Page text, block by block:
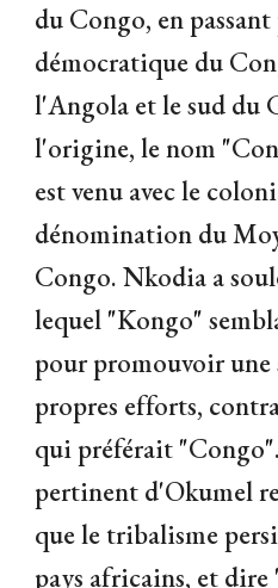
du Congo, en
démocratique du
l'Angola et le sud du
l'origine, le nom
est venu avec le
dénomination du
Congo. Nkodia a
lequel "Kongo"
pour promouvoir une
propres efforts,
qui préférait
pertinent d'Okumel
que le tribalisme
pays africains, et